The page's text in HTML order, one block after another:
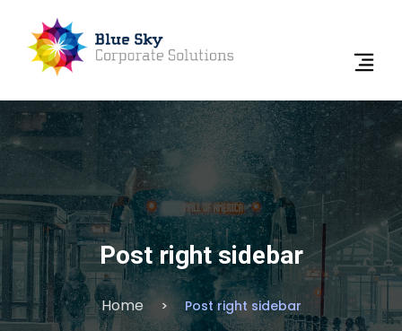
Post right sidebar
Home Post right sidebar